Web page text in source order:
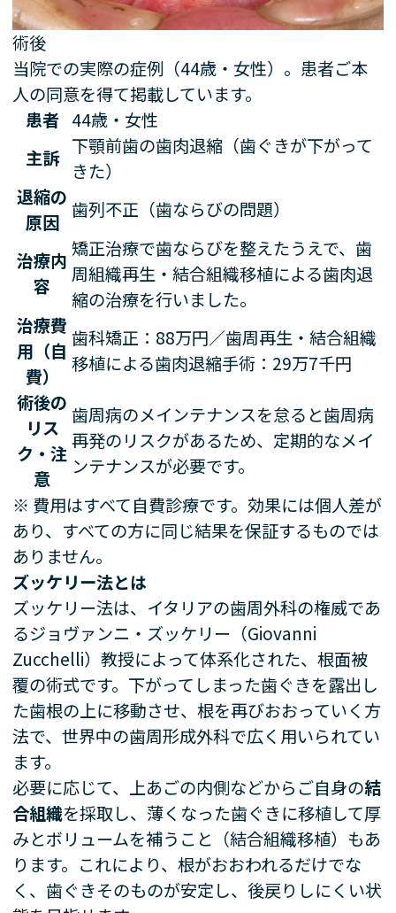
術後
当院での実際の症例（44歳・女性）。患者ご本
人の同意を得て掲載しています。
患者 44歳・女性
主訴 下顎前歯の歯肉退縮（歯ぐきが下がって
きた）
退縮の
原因
歯列不正（歯ならびの問題）
治療内
容
矯正治療で歯ならびを整えたうえで、歯
周組織再生・結合組織移植による歯肉退
縮の治療を行いました。
治療費
用（自
費）
歯科矯正：88万円／歯周再生・結合組織
移植による歯肉退縮手術：29万7千円
術後の
リス
ク・注
意
歯周病のメインテナンスを怠ると歯周病
再発のリスクがあるため、定期的なメイ
ンテナンスが必要です。
※ 費用はすべて自費診療です。効果には個人差が
あり、すべての方に同じ結果を保証するものでは
ありません。
ズッケリー法とは
ズッケリー法は、イタリアの歯周外科の権威であ
るジョヴァンニ・ズッケリー（Giovanni
Zucchelli）教授によって体系化された、根面被
覆の術式です。下がってしまった歯ぐきを露出し
た歯根の上に移動させ、根を再びおおっていく方
法で、世界中の歯周形成外科で広く用いられてい
ます。
必要に応じて、上あごの内側などからご自身の結
合組織を採取し、薄くなった歯ぐきに移植して厚
みとボリュームを補うこと（結合組織移植）もあ
ります。これにより、根がおおわれるだけでな
く、歯ぐきそのものが安定し、後戻りしにくい状